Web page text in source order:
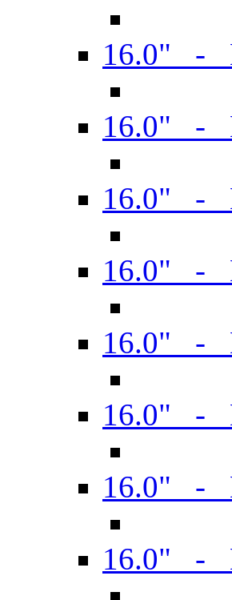
16.0" -
16.0" -
16.0" -
16.0" -
16.0" -
16.0" -
16.0" -
16.0" -